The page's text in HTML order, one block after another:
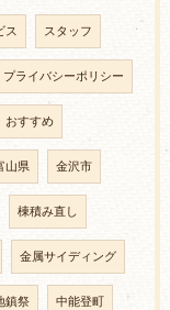
ス スタッフ
プライバシーポリシー
おすすめ
山県 金沢市
棟積み直し
金属サイディング
鎮祭 中能登町